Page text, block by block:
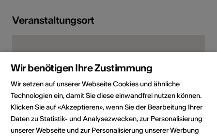
Veranstaltungsort
Wir benötigen Ihre Zustimmung
Wir setzen auf unserer Webseite Cookies und ähnliche
Technologien ein, damit Sie diese einwandfrei nutzen können.
Klicken Sie auf «Akzeptieren», wenn Sie der Bearbeitung Ihrer
Daten zu Statistik- und Analysezwecken, zur Personalisierung
unserer Webseite und zur Personalisierung unserer Werbung